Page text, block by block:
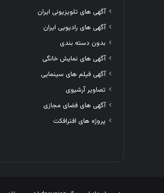
آگهی های تلویزیونی ایران
آگهی های رادیویی ایران
بدون دسته بندی
آگهی های نمایش خانگی
آگهی فیلم های سینمایی
تصاویر آرشیوی
آگهی های فضای مجازی
پروژه های افترافکت